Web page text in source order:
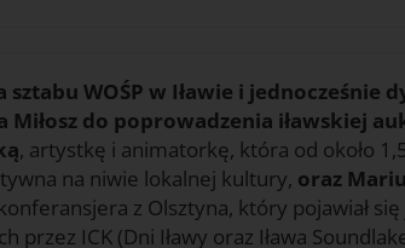
sztabu WOŚP w Iławie i jednocześnie
Miłosz do poprowadzenia iławskiej
, artystkę i animatorkę, która od około
na niwie lokalnej kultury, oraz
z Olsztyna, który pojawiał się
ICK (Dni Iławy oraz Iława